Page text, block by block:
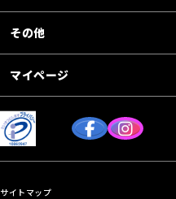
その他
マイページ
サイトマップ